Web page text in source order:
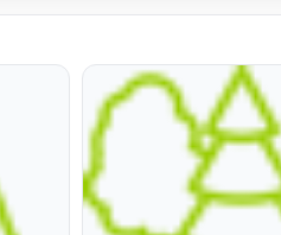
Sanitaria;